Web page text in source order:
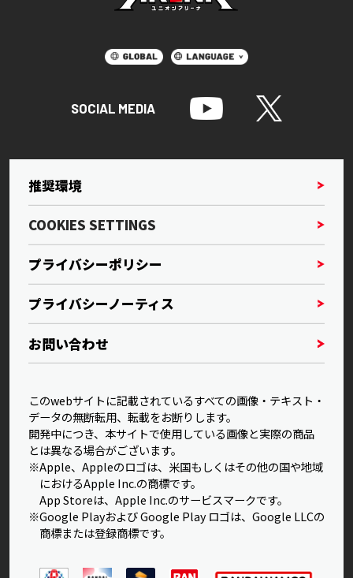
SOCIAL MEDIA
推奨環境
COOKIES SETTINGS
プライバシーポリシー
プライバシーノーティス
お問い合わせ
このwebサイトに記載されているすべての画像・テキスト・
データの無断転用、転載をお断りします。
開発中につき、本サイトで使用している画像と実際の商品
とは異なる場合がございます。
※Apple、Appleのロゴは、米国もしくはその他の国や地域
におけるApple Inc.の商標です。
App Storeは、Apple Inc.のサービスマークです。
※Google Playおよび Google Play ロゴは、Google LLCの
商標または登録商標です。